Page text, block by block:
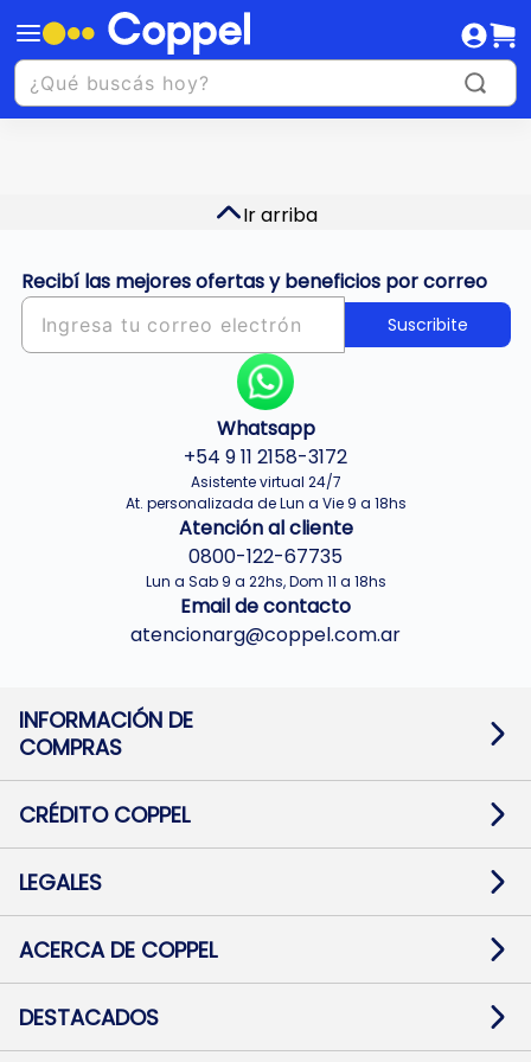
Ir arriba
Recibí las mejores ofertas y beneficios por correo
Suscribite
Whatsapp
+54 9 11 2158-3172
Asistente virtual 24/7
At. personalizada de Lun a Vie 9 a 18hs
Atención al cliente
0800-122-67735
Lun a Sab 9 a 22hs, Dom 11 a 18hs
Email de contacto
atencionarg@coppel.com.ar
INFORMACIÓN DE
COMPRAS
Términos y condiciones
Botón de arrepentimiento
Mapa de sitio
CRÉDITO COPPEL
Solicitar Crédito
Medios de Pago
Pago Fácil Online
LEGALES
Baja contratos
Defensa al consumidor CABA
ACERCA DE COPPEL
Trabajá con Nosotros
Preguntas Frecuentes
DESTACADOS